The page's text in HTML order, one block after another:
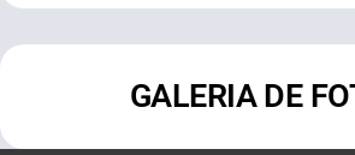
GALERIA DE